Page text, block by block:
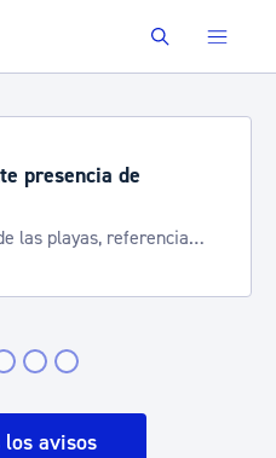
Buscar
presencia de
las playas, referencia
avisos